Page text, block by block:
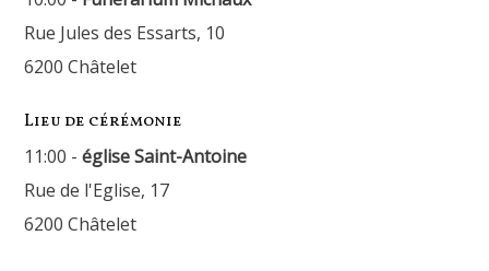
Rue Jules des Essarts, 10
6200 Châtelet
Lieu de cérémonie
11:00 -église Saint-Antoine
Rue de l'Eglise, 17
6200 Châtelet